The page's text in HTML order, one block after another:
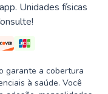
Unidades físicas
garante a cobertura
à saúde. Você